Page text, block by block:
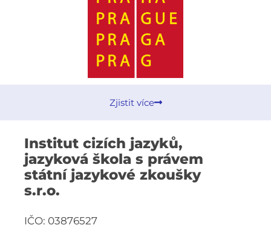
Zjistit více
Institut cizích jazyků,
jazyková škola s právem
státní jazykové zkoušky
s.r.o.
IČO: 03876527